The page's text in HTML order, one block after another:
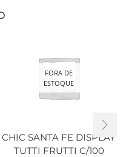
FORA DE
ESTOQUE
CHIC SANTA FE DISPLAY
TUTTI FRUTTI C/100